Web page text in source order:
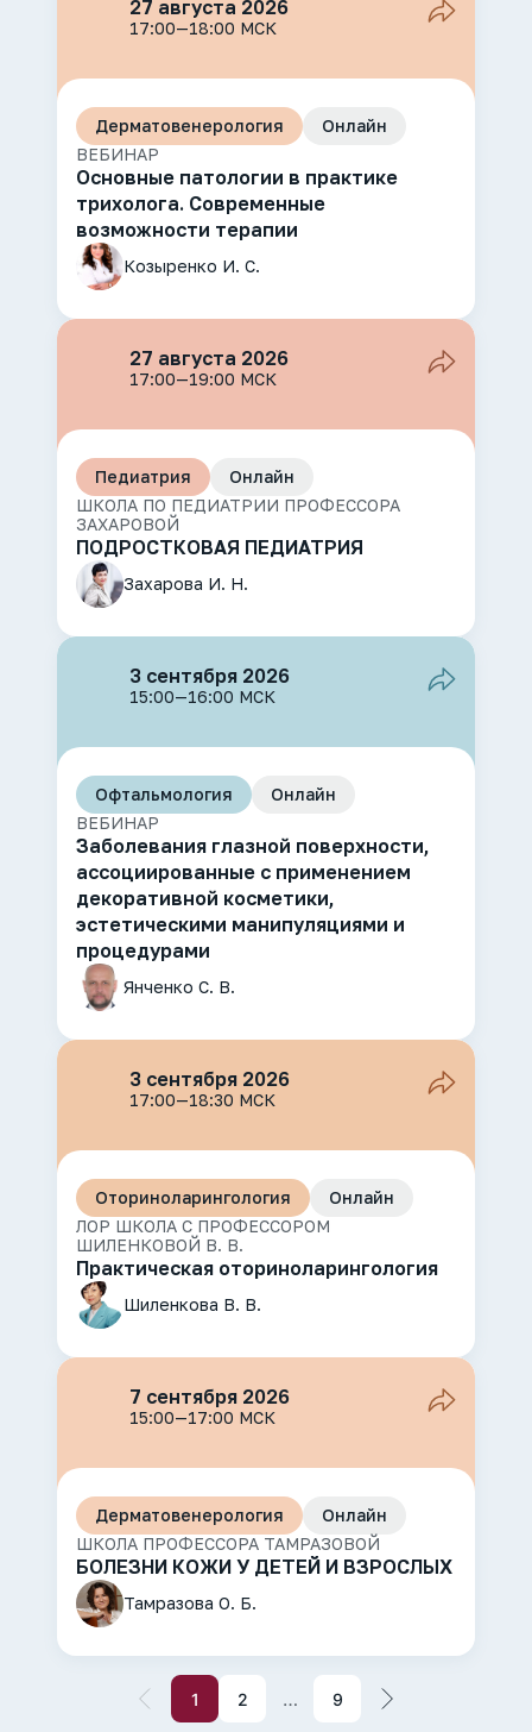
27 августа 2026
17:00—18:00 МСК
Дерматовенерология
Онлайн
ВЕБИНАР
Основные патологии в практике
трихолога. Современные
возможности терапии
Козыренко И. С.
27 августа 2026
17:00—19:00 МСК
Педиатрия
Онлайн
ШКОЛА ПО ПЕДИАТРИИ ПРОФЕССОРА
ЗАХАРОВОЙ
ПОДРОСТКОВАЯ ПЕДИАТРИЯ
Захарова И. Н.
3 сентября 2026
15:00—16:00 МСК
Офтальмология
Онлайн
ВЕБИНАР
Заболевания глазной поверхности,
ассоциированные с применением
декоративной косметики,
эстетическими манипуляциями и
процедурами
Янченко С. В.
3 сентября 2026
17:00—18:30 МСК
Оториноларингология
Онлайн
ЛОР ШКОЛА С ПРОФЕССОРОМ
ШИЛЕНКОВОЙ В. В.
Практическая оториноларингология
Шиленкова В. В.
7 сентября 2026
15:00—17:00 МСК
Дерматовенерология
Онлайн
ШКОЛА ПРОФЕССОРА ТАМРАЗОВОЙ
БОЛЕЗНИ КОЖИ У ДЕТЕЙ И ВЗРОСЛЫХ
Тамразова О. Б.
1 2 … 9